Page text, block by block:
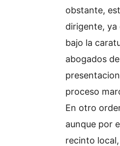
obstante,
dirigente, ya
bajo la
abogados
proceso
En otro
aunque por
recinto